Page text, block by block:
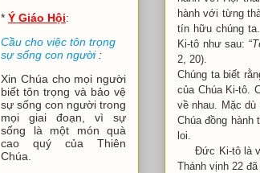
hành với từng
tín hữu chúng
Ki-tô như sau: “
2, 20).
Chúng ta biết
của Chúa Ki-tô.
về nhau. Mặc dù
Chúa đồng
loi.
Đức Ki-tô là vị
Thánh vịnh 22 đã
* Ý Giáo Hội:
Cầu cho việc tôn trọng
sự sống con người:
Xin Chúa cho mọi người
biết tôn trọng và bảo vệ
sự sống con người trong
mọi giai đoạn, vì sự
sống là một món quà
cao quý của Thiên
Chúa.